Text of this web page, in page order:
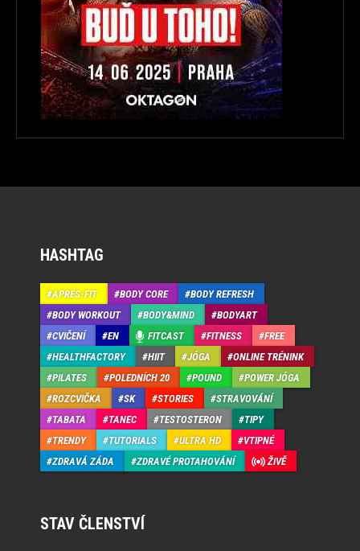
HASHTAG
APRÉS-FIT BODY CORE
BODY REFRESH
BODY WORKOUT
BODY&MIND
BODYART
CVIČENÍ
EN FITCAST FITNESS
FREE
HEALTHFACTORY
HIIT JÓGA
ONLINE TRÉNINK
PILATES
POLEDNÍCH 20 POUND
POWER JÓGA
ROZCVIČKA
SK STORIES
STRAVOVÁNÍ
TABATA
TANEC TESTOSTERON
TIPY
TRENDY
TUTORIALS ULTRA HD
VTIPNÉ
ZDRAVÁ ZÁDA
ZDRAVÉ PROTAHOVÁNÍ ŽIVĚ
STAV ČLENSTVÍ